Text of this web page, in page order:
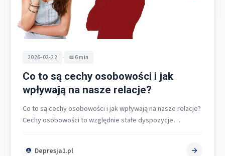
2026-02-22 • 6 min
Co to są cechy osobowości i jak
wpływają na nasze relacje?
Co to są cechy osobowości i jak wpływają na nasze relacje?
Cechy osobowości to względnie stałe dyspozycje
Depresja1.pl